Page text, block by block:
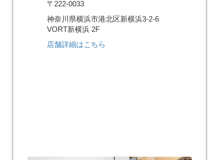
〒222-0033
神奈川県横浜市港北区新横浜3-2-6
VORT新横浜 2F
店舗詳細はこちら